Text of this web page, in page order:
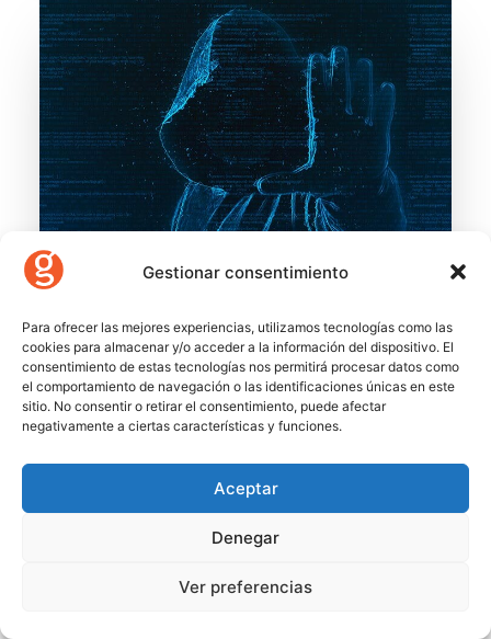
Gestionar consentimiento
Para ofrecer las mejores experiencias, utilizamos tecnologías como las
cookies para almacenar y/o acceder a la información del dispositivo. El
consentimiento de estas tecnologías nos permitirá procesar datos como
el comportamiento de navegación o las identificaciones únicas en este
sitio. No consentir o retirar el consentimiento, puede afectar
negativamente a ciertas características y funciones.
Aceptar
Denegar
Ver preferencias
3 de novembre de 2021
10 claus per a tancar la porta als
ciberatacs